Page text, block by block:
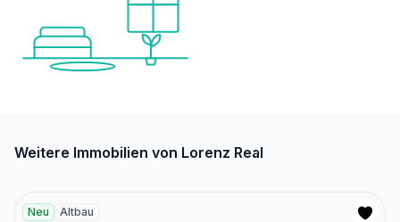
Weitere Immobilien von Lorenz Real
Neu Altbau